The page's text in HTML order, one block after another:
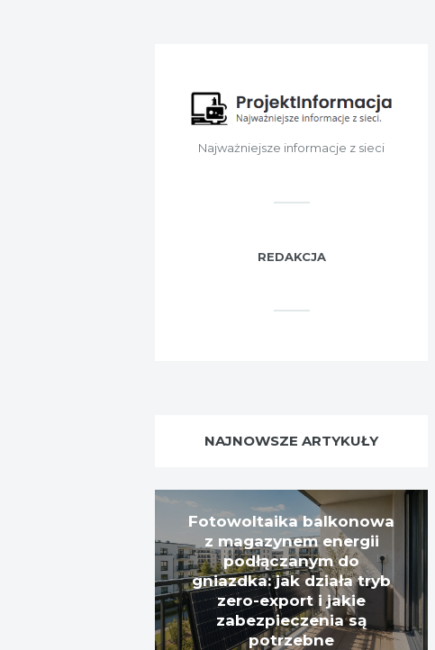
Najważniejsze informacje z sieci
REDAKCJA
NAJNOWSZE ARTYKUŁY
Fotowoltaika balkonowa
z magazynem energii
podłączanym do
gniazdka: jak działa tryb
zero-export i jakie
zabezpieczenia są
potrzebne